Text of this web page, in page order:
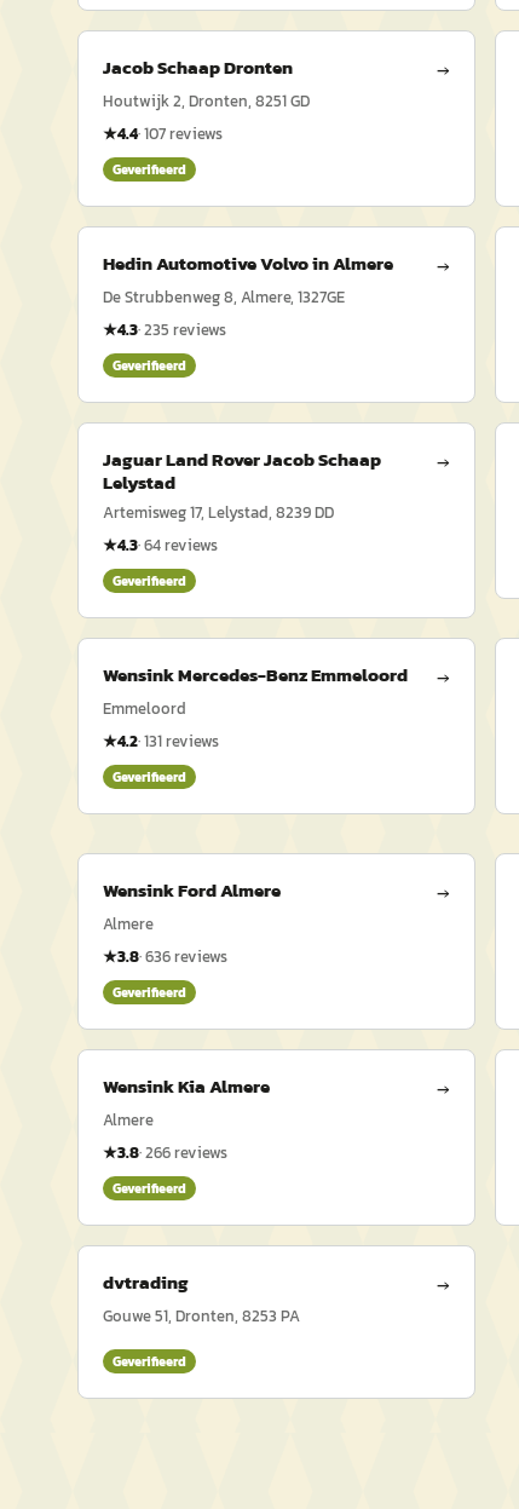
Jacob Schaap Dronten →
Houtwijk 2, Dronten, 8251 GD
★4.4·107reviews
Geverifieerd
Hedin Automotive Volvo in Almere →
De Strubbenweg 8, Almere, 1327GE
★4.3·235 reviews
Geverifieerd
Jaguar Land Rover Jacob Schaap
Lelystad
→
Artemisweg 17, Lelystad, 8239 DD
★4.3·64reviews
Geverifieerd
Wensink Mercedes-Benz Emmeloord →
Emmeloord
★4.2·131reviews
Geverifieerd
Wensink Ford Almere →
Almere
★3.8·636reviews
Geverifieerd
Wensink Kia Almere →
Almere
★3.8·266reviews
Geverifieerd
dvtrading →
Gouwe 51, Dronten, 8253 PA
Geverifieerd